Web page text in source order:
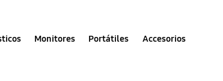
Monitores Portátiles Accesorios